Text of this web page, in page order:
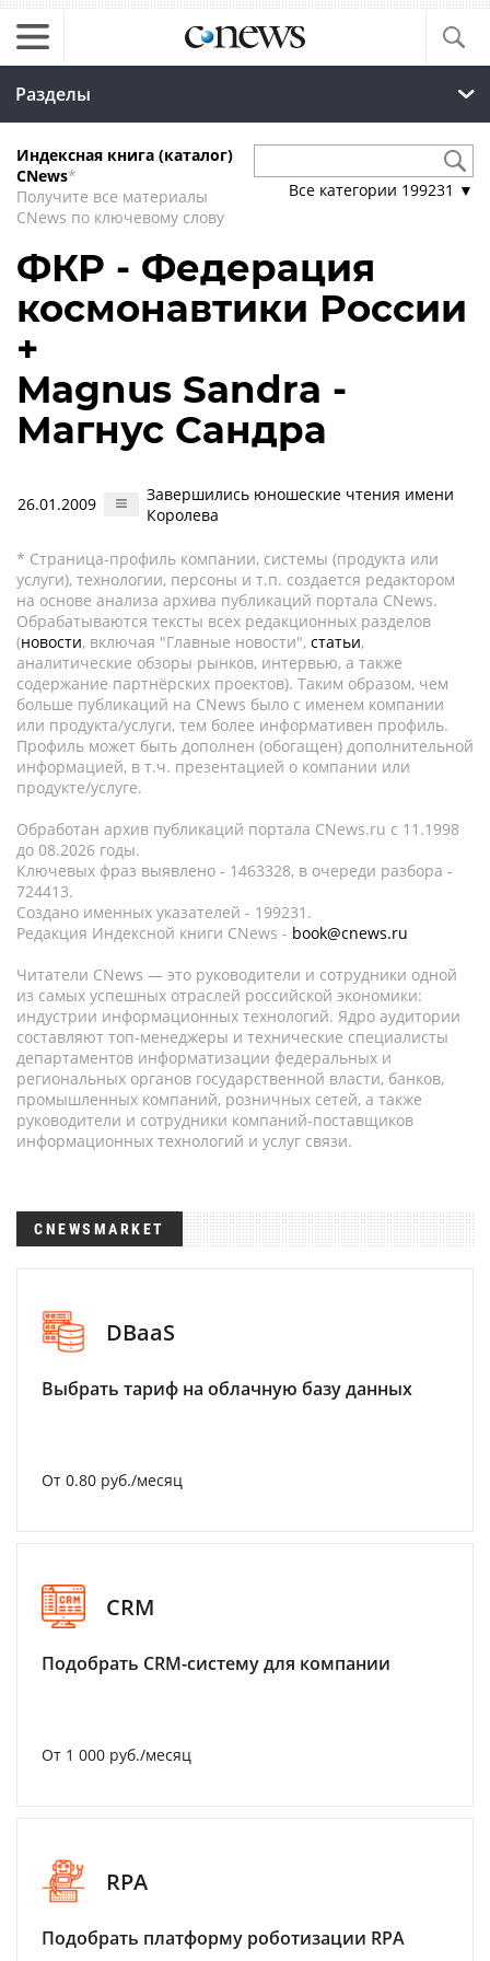
Разделы
Индексная книга (каталог)
CNews*
Получите все материалы
CNews по ключевому слову
Все категории 199231 ▼
ФКР - Федерация
космонавтики России
+
Magnus Sandra -
Магнус Сандра
26.01.2009
Завершились юношеские чтения имени
Королева
* Страница-профиль компании, системы (продукта или
услуги), технологии, персоны и т.п. создается редактором
на основе анализа архива публикаций портала CNews.
Обрабатываются тексты всех редакционных разделов
(новости, включая "Главные новости", статьи,
аналитические обзоры рынков, интервью, а также
содержание партнёрских проектов). Таким образом, чем
больше публикаций на CNews было с именем компании
или продукта/услуги, тем более информативен профиль.
Профиль может быть дополнен (обогащен) дополнительной
информацией, в т.ч. презентацией о компании или
продукте/услуге.
Обработан архив публикаций портала CNews.ru c 11.1998
до 08.2026 годы.
Ключевых фраз выявлено - 1463328, в очереди разбора -
724413.
Создано именных указателей - 199231.
Редакция Индексной книги CNews - book@cnews.ru
Читатели CNews — это руководители и сотрудники одной
из самых успешных отраслей российской экономики:
индустрии информационных технологий. Ядро аудитории
составляют топ-менеджеры и технические специалисты
департаментов информатизации федеральных и
региональных органов государственной власти, банков,
промышленных компаний, розничных сетей, а также
руководители и сотрудники компаний-поставщиков
информационных технологий и услуг связи.
CNEWSMARKET
DBaaS
Выбрать тариф на облачную базу данных
От 0.80 руб./месяц
CRM
Подобрать CRM-систему для компании
От 1 000 руб./месяц
RPA
Подобрать платформу роботизации RPA